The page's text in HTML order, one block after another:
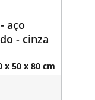
aço
- cinza
x 50 x 80 cm